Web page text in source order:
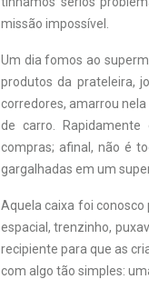
missão impossível.
Um dia fomos ao
produtos da prateleira,
corredores, amarrou
de carro.
compras; afinal, não é
gargalhadas em um
Aquela caixa foi conosco
espacial, trenzinho,
recipiente para que as
com algo tão simples: